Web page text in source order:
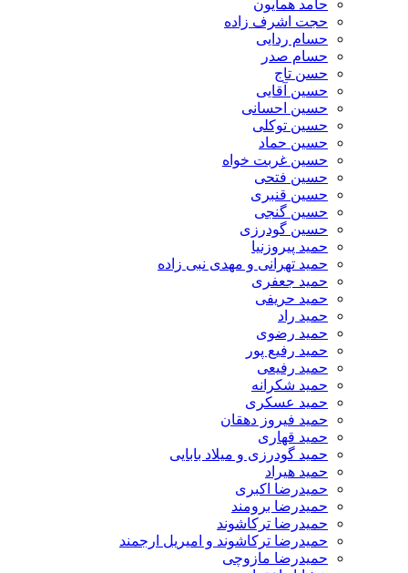
حامد همایون
حجت اشرف زاده
حسام ردایی
حسام صدر
حسن تاج
حسین آقایی
حسین احسانی
حسین توکلی
حسین حماد
حسین غربت خواه
حسین فتحی
حسین قنبری
حسین گنجی
حسین گودرزی
حمید پیروزنیا
حمید تهرانی و مهدی نبی زاده
حمید جعفری
حمید حریفی
حمید راد
حمید رضوی
حمید رفیع پور
حمید رفیعی
حمید شکرانه
حمید عسکری
حمید فیروز دهقان
حمید قهاری
حمید گودرزی و میلاد بابایی
حمید هیراد
حمیدرضا اکبری
حمیدرضا برومند
حمیدرضا ترکاشوند
حمیدرضا ترکاشوند و امیریل ارجمند
حمیدرضا مازوچی